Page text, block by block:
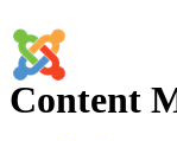
Content